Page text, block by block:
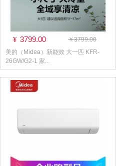
¥ 3799.00
￥3799.00
美的（Midea）新能效 大一匹 KFR-
26GW/G2-1 家...